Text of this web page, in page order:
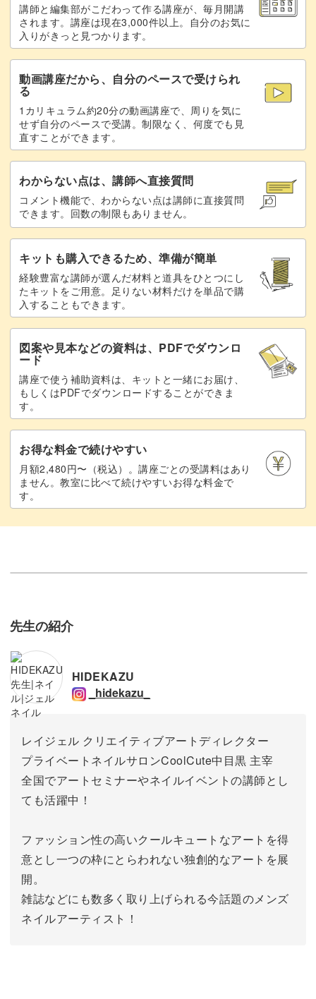
講師と編集部がこだわって作る講座が、毎月開講
されます。講座は現在3,000件以上。自分のお気に
入りがきっと見つかります。
動画講座だから、自分のペースで受けられ
る
1カリキュラム約20分の動画講座で、周りを気に
せず自分のペースで受講。制限なく、何度でも見
直すことができます。
わからない点は、講師へ直接質問
コメント機能で、わからない点は講師に直接質問
できます。回数の制限もありません。
キットも購入できるため、準備が簡単
経験豊富な講師が選んだ材料と道具をひとつにし
たキットをご用意。足りない材料だけを単品で購
入することもできます。
図案や見本などの資料は、PDFでダウンロ
ード
講座で使う補助資料は、キットと一緒にお届け、
もしくはPDFでダウンロードすることができま
す。
お得な料金で続けやすい
月額2,480円〜（税込）。講座ごとの受講料はあり
ません。教室に比べて続けやすいお得な料金で
す。
先生の紹介
HIDEKAZU
_hidekazu_
レイジェル クリエイティブアートディレクター
プライベートネイルサロンCoolCute中目黒 主宰
全国でアートセミナーやネイルイベントの講師とし
ても活躍中！
ファッション性の高いクールキュートなアートを得
意とし一つの枠にとらわれない独創的なアートを展
開。
雑誌などにも数多く取り上げられる今話題のメンズ
ネイルアーティスト！